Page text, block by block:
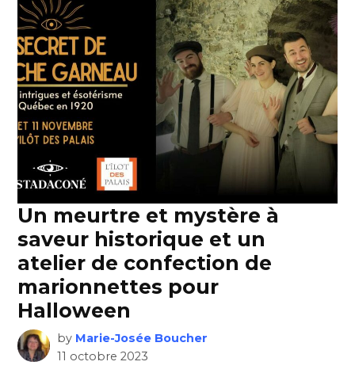
Un meurtre et mystère à
saveur historique et un
atelier de confection de
marionnettes pour
Halloween
by Marie-Josée Boucher
11 octobre 2023